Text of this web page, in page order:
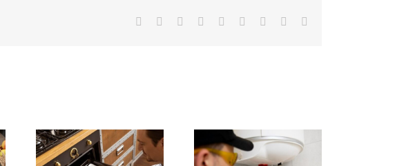
Facebook Reddit LinkedInWhatsApp
TumblrPinterest